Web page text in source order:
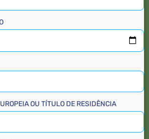
OU TÍTULO DE RESIDÊNCIA